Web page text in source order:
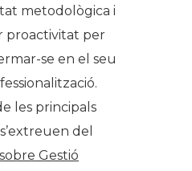
metodològica i
proactivitat per
se en el seu
les principals
del
Gestió